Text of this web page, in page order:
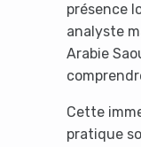
présence
analyste
Arabie
Cette
pratique